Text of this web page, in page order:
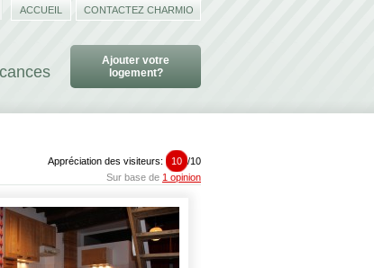
Ajouter votre
logement?
ACCUEIL CONTACTEZ CHARMIO
Appréciation des visiteurs: 10 /10
Sur base de 1 opinion